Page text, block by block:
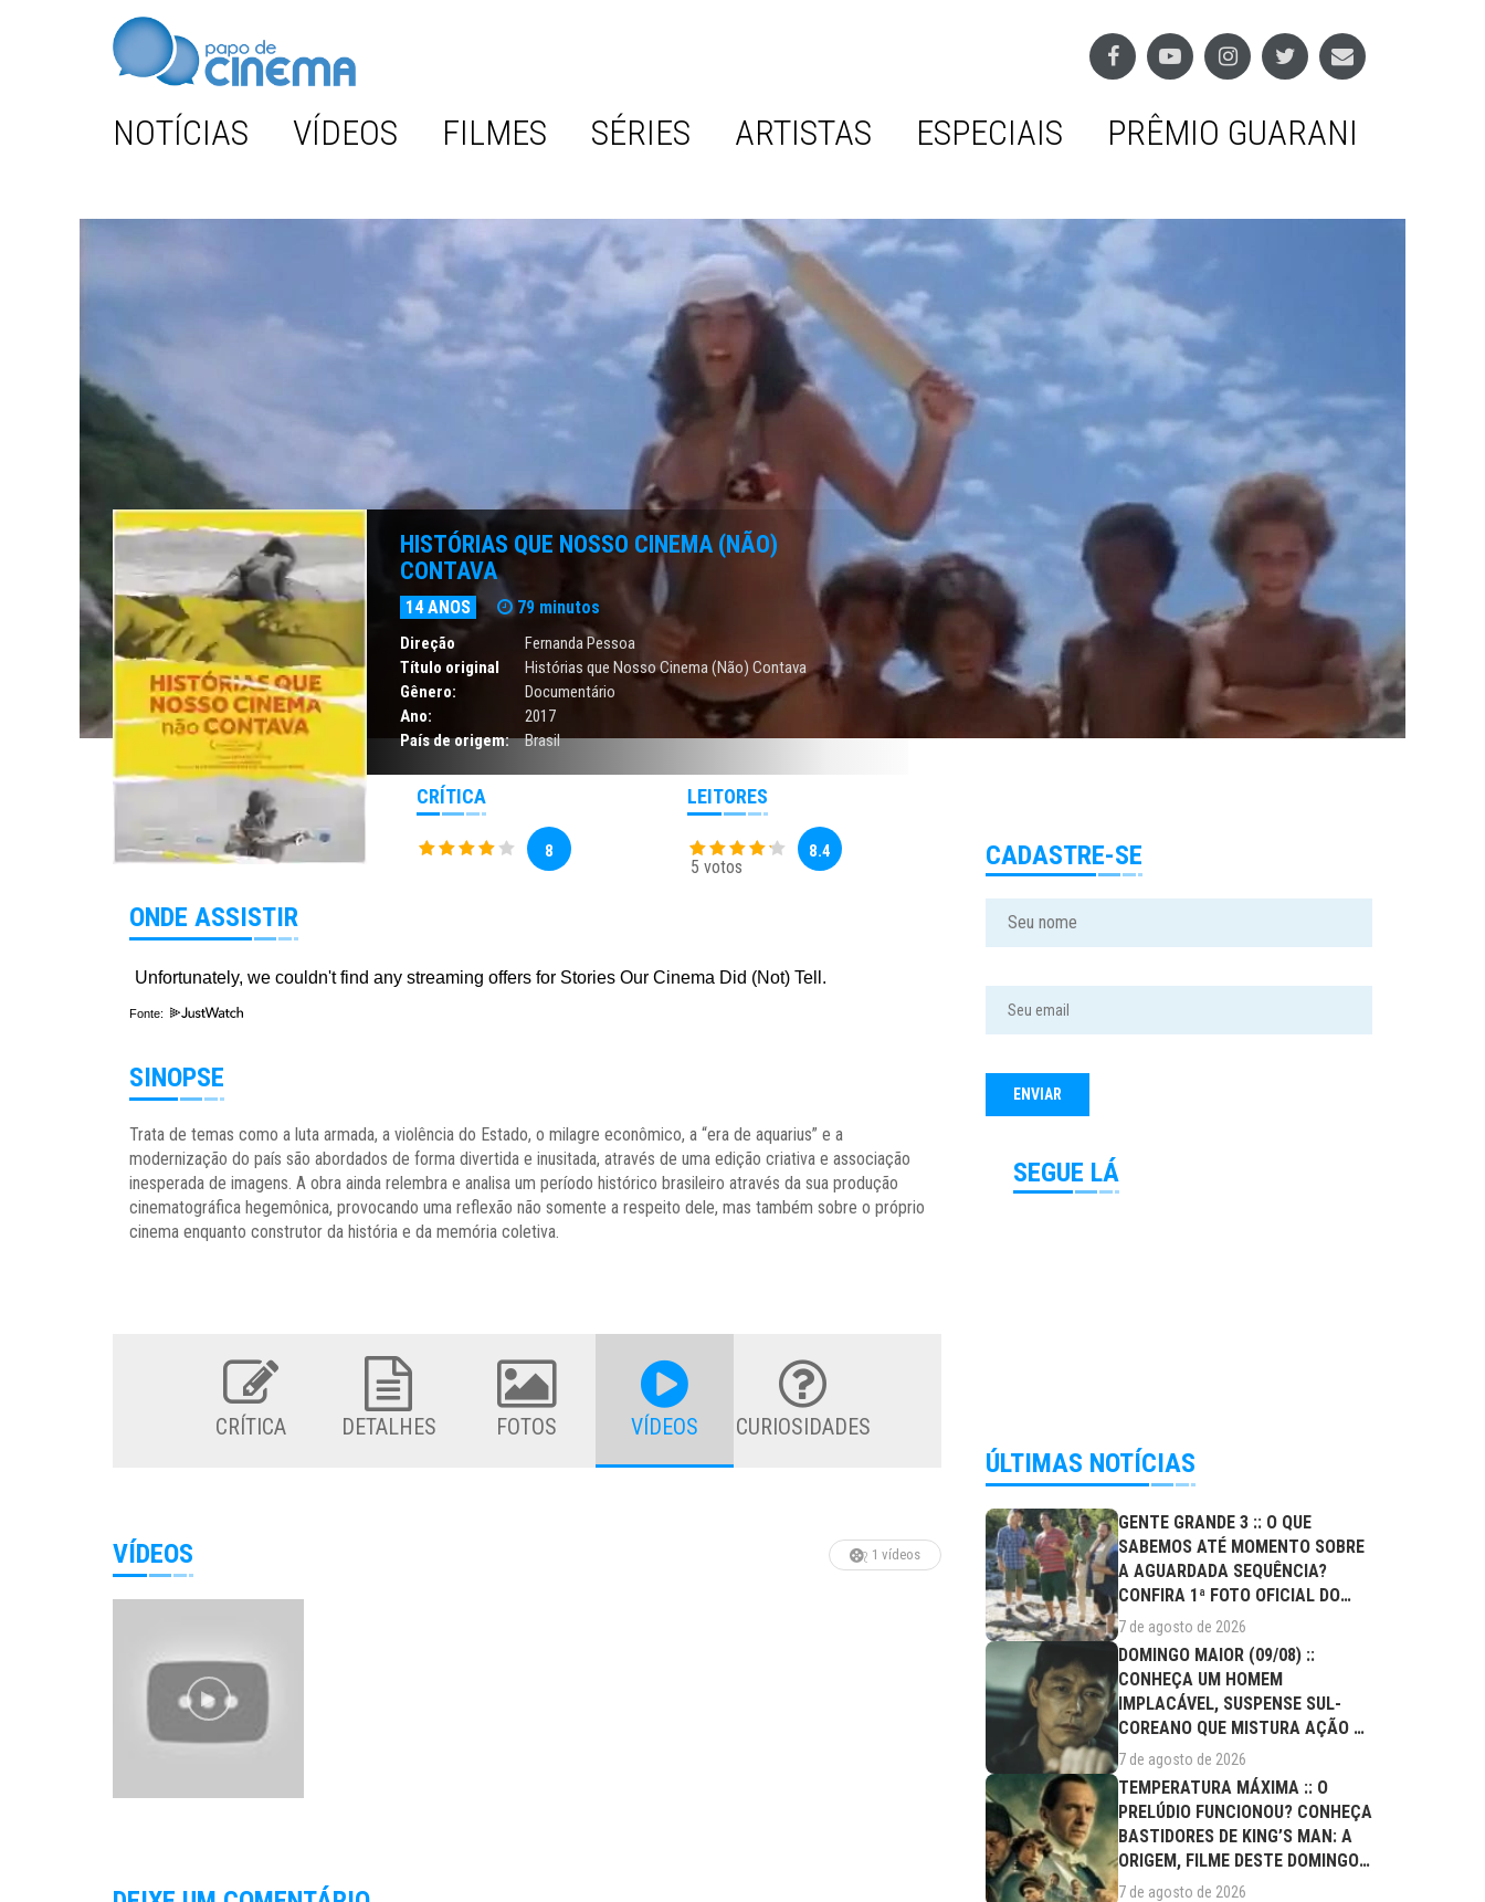
NOTÍCIAS VÍDEOS FILMES SÉRIES ARTISTAS ESPECIAIS PRÊMIO GUARANI
HISTÓRIAS QUE NOSSO CINEMA (NÃO)
CONTAVA
14 ANOS 79 minutos
Direção
Fernanda Pessoa
Título original
Histórias que Nosso Cinema (Não) Contava
Gênero:
Documentário
Ano:
2017
País de origem:
Brasil
CRÍTICA
8
LEITORES
5 votos
8.4
ONDE ASSISTIR
Fonte:
SINOPSE
Trata de temas como a luta armada, a violência do Estado, o milagre econômico, a “era de aquarius” e a
modernização do país são abordados de forma divertida e inusitada, através de uma edição criativa e associação
inesperada de imagens. A obra ainda relembra e analisa um período histórico brasileiro através da sua produção
cinematográfica hegemônica, provocando uma reflexão não somente a respeito dele, mas também sobre o próprio
cinema enquanto construtor da história e da memória coletiva.
CRÍTICA DETALHES FOTOS VÍDEOS CURIOSIDADES
VÍDEOS 1 vídeos
CADASTRE-SE
SEGUE LÁ
ÚLTIMAS NOTÍCIAS
GENTE GRANDE 3 :: O QUE
SABEMOS ATÉ MOMENTO SOBRE
A AGUARDADA SEQUÊNCIA?
CONFIRA 1ª FOTO OFICIAL DO
ELENCO!
7 de agosto de 2026
DOMINGO MAIOR (09/08) ::
CONHEÇA UM HOMEM
IMPLACÁVEL, SUSPENSE SUL-
COREANO QUE MISTURA AÇÃO E
DRAMA FAMILIAR
7 de agosto de 2026
TEMPERATURA MÁXIMA :: O
PRELÚDIO FUNCIONOU? CONHEÇA
BASTIDORES DE KING’S MAN: A
ORIGEM, FILME DESTE DOMINGO
(09/08)
7 de agosto de 2026